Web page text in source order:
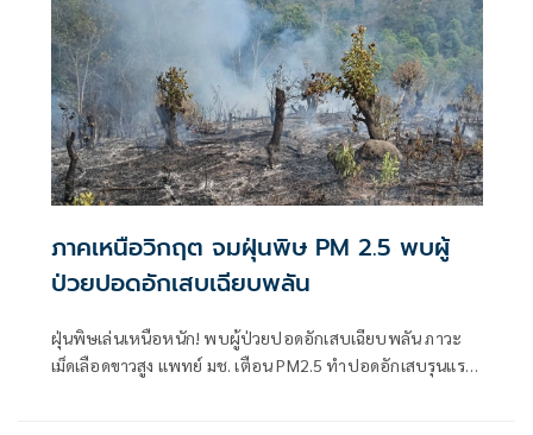
ภาคเหนือวิกฤต จมฝุ่นพิษ PM 2.5 พบผู้
ป่วยปอดอักเสบเฉียบพลัน
ฝุ่นพิษเล่นเหนือหนัก! พบผู้ป่วยปอดอักเสบเฉียบพลัน ภาวะ
เม็ดเลือดขาวสูง แพทย์ มช. เตือน PM2.5 ทำปอดอักเสบรุนแรง